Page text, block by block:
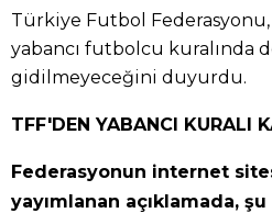
Türkiye Futbol
yabancı futbolcu kuralında
gidilmeyeceğini duyurdu.
TFF'DEN YABANCI KURALI
Federasyonun internet
yayımlanan açıklamada,